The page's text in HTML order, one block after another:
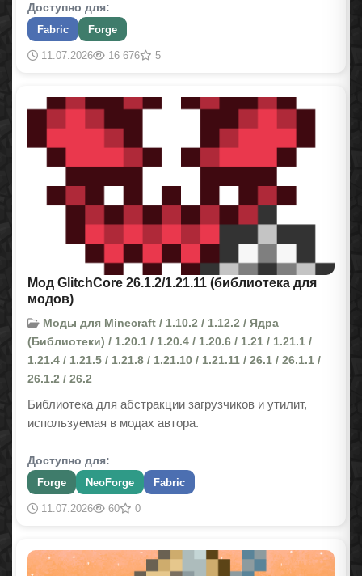
Доступно для:
Fabric Forge
11.07.2026 16 676 5
Мод GlitchCore 26.1.2/1.21.11 (библиотека для
модов)
Моды для Minecraft / 1.10.2 / 1.12.2 / Ядра
(Библиотеки) / 1.20.1 / 1.20.4 / 1.20.6 / 1.21 / 1.21.1 /
1.21.4 / 1.21.5 / 1.21.8 / 1.21.10 / 1.21.11 / 26.1 / 26.1.1 /
26.1.2 / 26.2
Библиотека для абстракции загрузчиков и утилит,
используемая в модах автора.
Доступно для:
Forge NeoForge Fabric
11.07.2026 60 0